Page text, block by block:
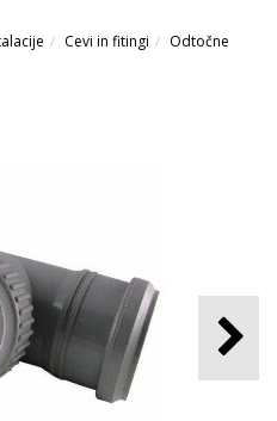
Cevi in fitingi Odtočne